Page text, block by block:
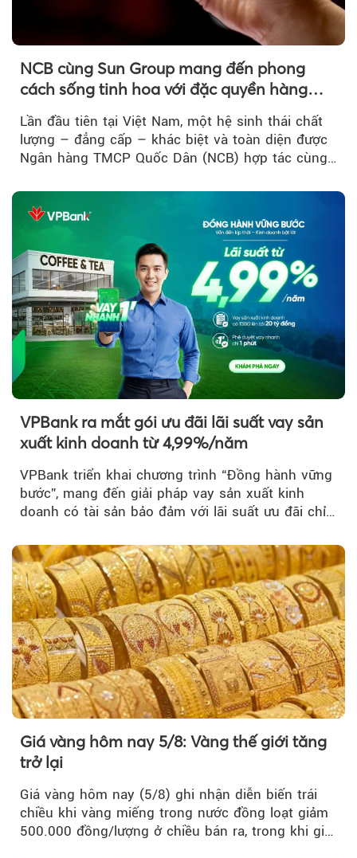
NCB cùng Sun Group mang đến phong
cách sống tinh hoa với đặc quyền hàng
đầu Việt Nam
Lần đầu tiên tại Việt Nam, một hệ sinh thái chất
lượng – đẳng cấp – khác biệt và toàn diện được
Ngân hàng TMCP Quốc Dân (NCB) hợp tác cùng
VPBank ra mắt gói ưu đãi lãi suất vay sản
xuất kinh doanh từ 4,99%/năm
VPBank triển khai chương trình “Đồng hành vững
bước”, mang đến giải pháp vay sản xuất kinh
doanh có tài sản bảo đảm với lãi suất ưu đãi chỉ
Giá vàng hôm nay 5/8: Vàng thế giới tăng
trở lại
Giá vàng hôm nay (5/8) ghi nhận diễn biến trái
chiều khi vàng miếng trong nước đồng loạt giảm
500.000 đồng/lượng ở chiều bán ra, trong khi giá